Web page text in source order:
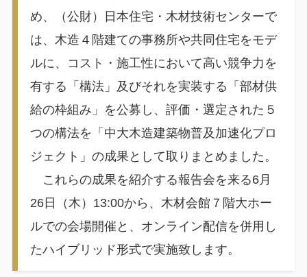
め、（公財）日本住宅・木材技術センターで
は、木造４階建ての事務所や共同住宅をモデ
ルに、コスト・施工性において高い競争力を
有する「構法」及びそれを実装する「部材供
給の枠組み」を公募し、評価・選定された５
つの構法を「中大木造建築物普及加速化プロ
ジェクト」の成果として取りまとめました。
これらの成果を紹介する報告会を来る6月
26日（木）13:00から、木材会館７階大ホー
ルでの会場開催と、オンライン配信を併用し
たハイブリッド形式で実施致します。